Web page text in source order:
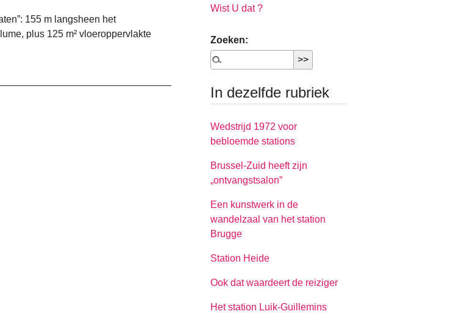
155 m langsheen het
plus 125 m² vloeroppervlakte
Wist U dat ?
Zoeken:
In dezelfde rubriek
Wedstrijd 1972 voor
bebloemde stations
Brussel-Zuid heeft zijn
„ontvangstsalon”
Een kunstwerk in de
wandelzaal van het station
Brugge
Station Heide
Ook dat waardeert de reiziger
Het station Luik-Guillemins